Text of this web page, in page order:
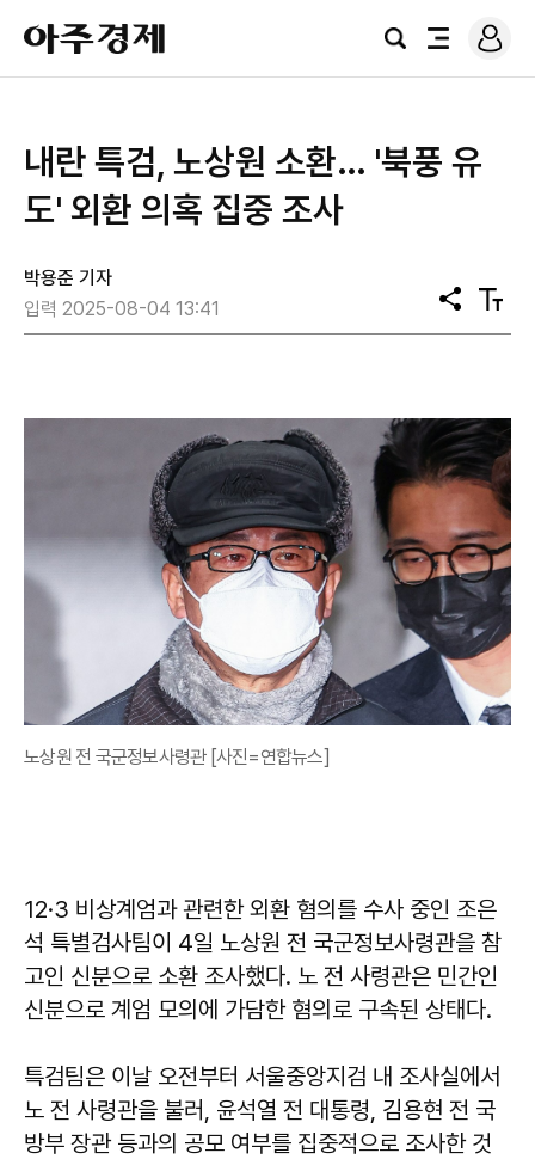
아
주
경
검
전
로
그
내란 특검, 노상원 소환… '북풍 유
도' 외환 의혹 집중 조사
박용준 기자
입력 2025-08-04 13:41
공
유
텍
스
노상원 전 국군정보사령관 [사진=연합뉴스]
12·3 비상계엄과 관련한 외환 혐의를 수사 중인 조은
석 특별검사팀이 4일 노상원 전 국군정보사령관을 참
고인 신분으로 소환 조사했다. 노 전 사령관은 민간인
신분으로 계엄 모의에 가담한 혐의로 구속된 상태다.
특검팀은 이날 오전부터 서울중앙지검 내 조사실에서
노 전 사령관을 불러, 윤석열 전 대통령, 김용현 전 국
방부 장관 등과의 공모 여부를 집중적으로 조사한 것